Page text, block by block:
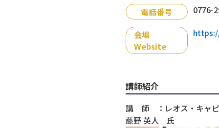
電話番号 0776-
会場
Website
講師紹介
講 師 ：レオス・キャピ
藤野 英人 氏